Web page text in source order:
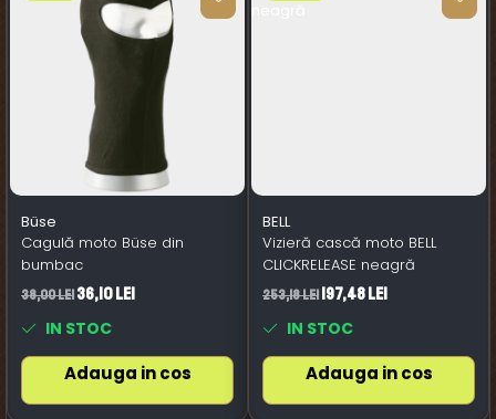
Büse
Cagulă moto Büse din
bumbac
38,00 Lei36,10 Lei
IN STOC
Adauga in cos
BELL
Vizieră cască moto BELL
CLICKRELEASE neagră
253,18 Lei197,48 Lei
IN STOC
Adauga in cos